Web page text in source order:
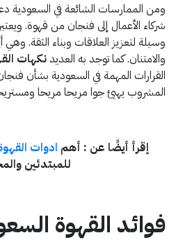
ومن الممارسات الشائعة في السعودية
شركاء الأعمال إلى فنجان من قهوة.
وسيلة لتعزيز العلاقات وبناء الثقة. وهي
والامتنان. كما توجد به العديدنكهات
القرارات المهمة في السعودية بشأن
المشروب يهيئ جوا مريحا مريحا
إقرأ أيضًا عن : أهم ادوات
للمبتدئين
فوائد القهوة